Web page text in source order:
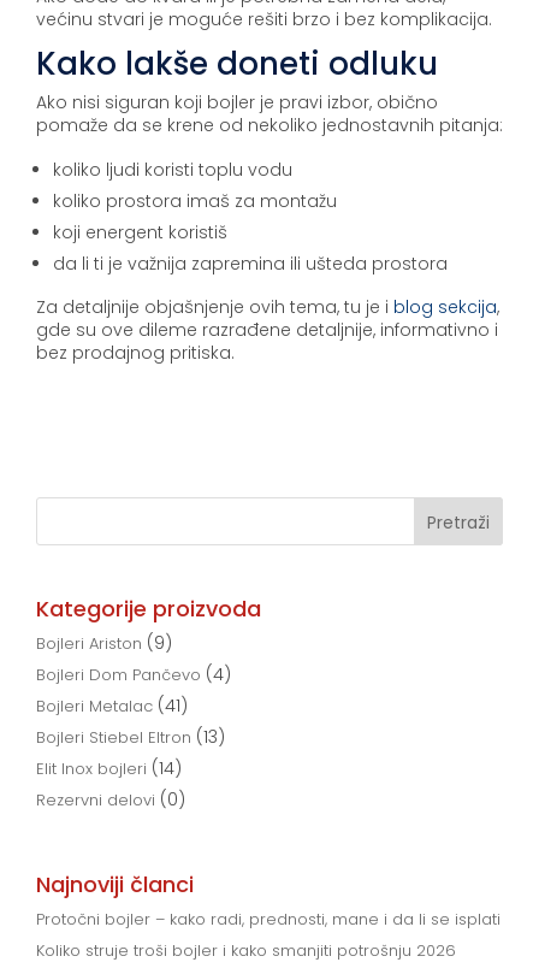
većinu stvari je moguće rešiti brzo i bez komplikacija.
Kako lakše doneti odluku
Ako nisi siguran koji bojler je pravi izbor, obično
pomaže da se krene od nekoliko jednostavnih pitanja:
koliko ljudi koristi toplu vodu
koliko prostora imaš za montažu
koji energent koristiš
da li ti je važnija zapremina ili ušteda prostora
Za detaljnije objašnjenje ovih tema, tu je i blog sekcija,
gde su ove dileme razrađene detaljnije, informativno i
bez prodajnog pritiska.
Kategorije proizvoda
Bojleri Ariston (9)
Bojleri Dom Pančevo (4)
Bojleri Metalac (41)
Bojleri Stiebel Eltron (13)
Elit Inox bojleri (14)
Rezervni delovi (0)
Najnoviji članci
Protočni bojler – kako radi, prednosti, mane i da li se isplati
Koliko struje troši bojler i kako smanjiti potrošnju 2026